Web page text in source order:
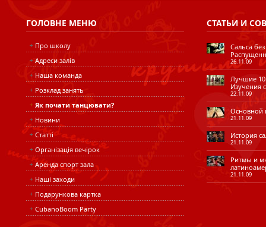
ГОЛОВНЕ МЕНЮ
Про школу
Адреси залів
Наша команда
Розклад занять
Як почати танцювати?
Новини
Статті
Організація вечірок
Аренда спорт зала
Наші заходи
Подарункова картка
CubanoBoom Party
СТАТЬИИ
Сальса
26.11.09
Лучшие 10
Изучения
22.11.09
Основной
21.11.09
История
21.11.09
Ритмы и
21.11.09